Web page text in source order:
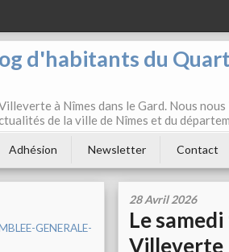
d'habitants du
à Nîmes dans le Gard. Nous
de la ville de Nîmes et du
Adhésion Newsletter Contact
GENERALE-
28 Avril 2026
Le
Villeverte